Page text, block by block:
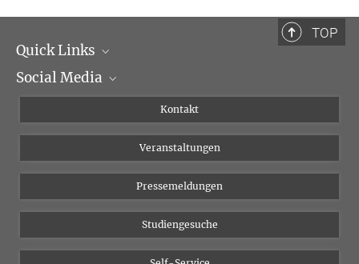
TOP
Quick Links
Institutsleitung
Social Media
Bluesky
YouTube
Kontakt
Veranstaltungen
Pressemeldungen
Studiengesuche